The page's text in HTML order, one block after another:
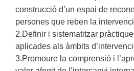
construcció d’un espai de
persones que reben la
2.Definir i sistematitzar
aplicades als àmbits
3.Promoure la comprensió i